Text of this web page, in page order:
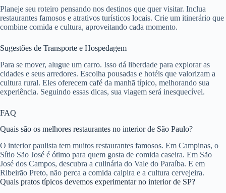
Planeje seu roteiro pensando nos destinos que quer visitar. Inclua
restaurantes famosos e atrativos turísticos locais. Crie um itinerário que
combine comida e cultura, aproveitando cada momento.
Sugestões de Transporte e Hospedagem
Para se mover, alugue um carro. Isso dá liberdade para explorar as
cidades e seus arredores. Escolha pousadas e hotéis que valorizam a
cultura rural. Eles oferecem café da manhã típico, melhorando sua
experiência. Seguindo essas dicas, sua viagem será inesquecível.
FAQ
Quais são os melhores restaurantes no interior de São Paulo?
O interior paulista tem muitos restaurantes famosos. Em Campinas, o
Sítio São José é ótimo para quem gosta de comida caseira. Em São
José dos Campos, descubra a culinária do Vale do Paraíba. E em
Ribeirão Preto, não perca a comida caipira e a cultura cervejeira.
Quais pratos típicos devemos experimentar no interior de SP?